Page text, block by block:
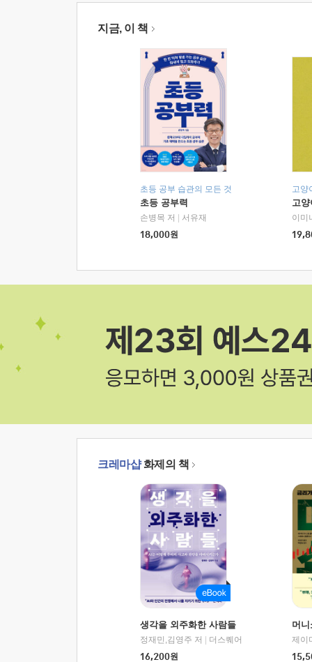
지금, 이 책
초등 공부 습관의 모든 것
초등 공부력
손병목 저
서유재
18,000원
고양
고
이미
크레마샵화제의 책
생각을 외주화한 사람들
정재민,김영주 저
더스퀘어
16,200원
머